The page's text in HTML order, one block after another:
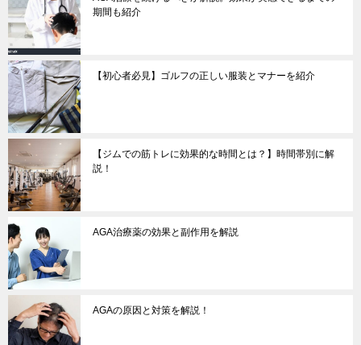
期間も紹介
【初心者必見】ゴルフの正しい服装とマナーを紹介
【ジムでの筋トレに効果的な時間とは？】時間帯別に解
説！
AGA治療薬の効果と副作用を解説
AGAの原因と対策を解説！